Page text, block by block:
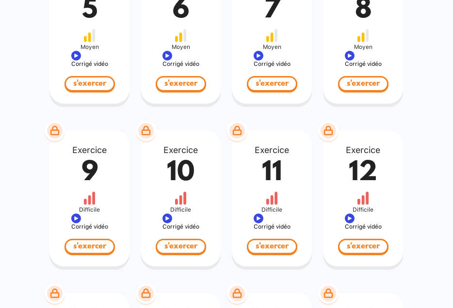
5
Moyen
Corrigé vidéo
s'exercer
6
Moyen
Corrigé vidéo
s'exercer
7
Moyen
Corrigé vidéo
s'exercer
8
Moyen
Corrigé vidéo
s'exercer
Exercice
9
Difficile
Corrigé vidéo
s'exercer
Exercice
10
Difficile
Corrigé vidéo
s'exercer
Exercice
11
Difficile
Corrigé vidéo
s'exercer
Exercice
12
Difficile
Corrigé vidéo
s'exercer